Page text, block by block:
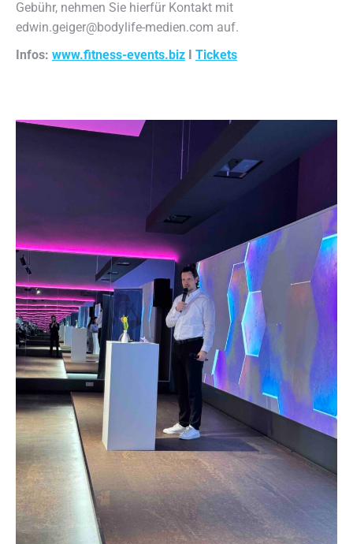
Gebühr, nehmen Sie hierfür Kontakt mit
edwin.geiger@bodylife-medien.com auf.
Infos: www.fitness-events.biz I Tickets